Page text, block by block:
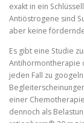
exakt in ein
Antiöstrogene sind
aber keine
Es gibt eine Studie
Antihormontherapie
jeden Fall zu
einer
dennoch als